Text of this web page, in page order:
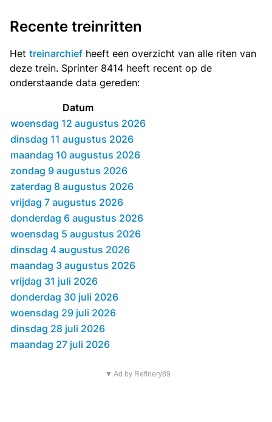
Recente treinritten
Het treinarchief heeft een overzicht van alle riten van
deze trein. Sprinter 8414 heeft recent op de
onderstaande data gereden:
Datum
woensdag 12 augustus 2026
dinsdag 11 augustus 2026
maandag 10 augustus 2026
zondag 9 augustus 2026
zaterdag 8 augustus 2026
vrijdag 7 augustus 2026
donderdag 6 augustus 2026
woensdag 5 augustus 2026
dinsdag 4 augustus 2026
maandag 3 augustus 2026
vrijdag 31 juli 2026
donderdag 30 juli 2026
woensdag 29 juli 2026
dinsdag 28 juli 2026
maandag 27 juli 2026
▼ Ad by Refinery89